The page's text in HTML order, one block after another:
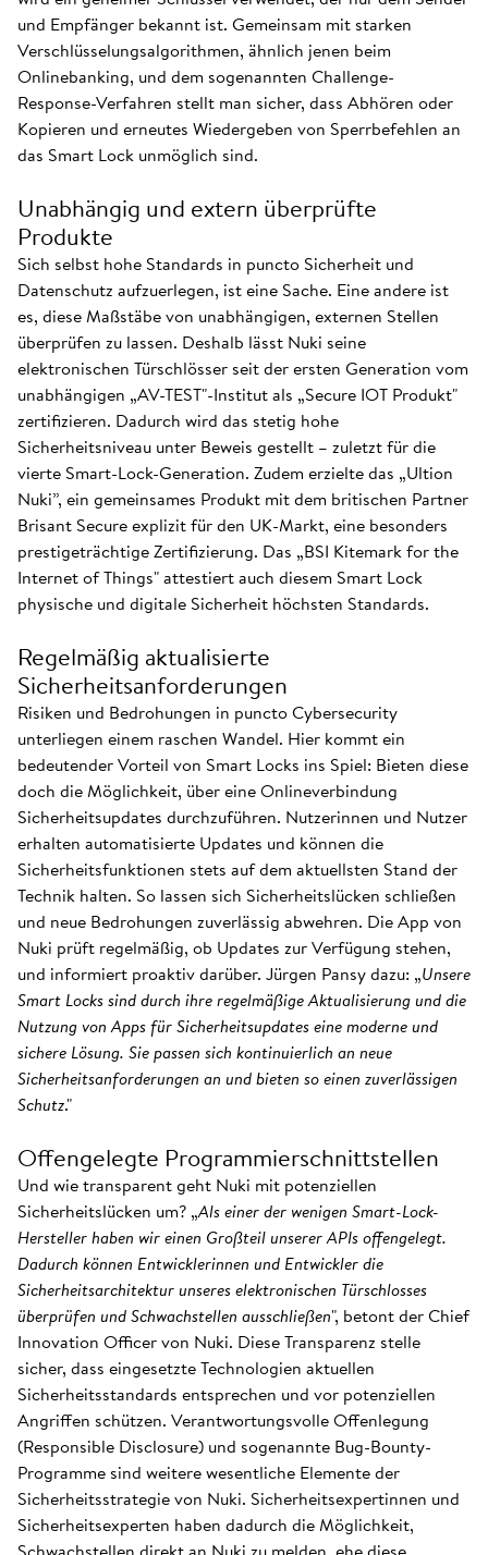
und Empfänger bekannt ist. Gemeinsam mit starken
Verschlüsselungsalgorithmen, ähnlich jenen beim
Onlinebanking, und dem sogenannten Challenge-
Response-Verfahren stellt man sicher, dass Abhören oder
Kopieren und erneutes Wiedergeben von Sperrbefehlen an
das Smart Lock unmöglich sind.
Unabhängig und extern überprüfte
Produkte
Sich selbst hohe Standards in puncto Sicherheit und
Datenschutz aufzuerlegen, ist eine Sache. Eine andere ist
es, diese Maßstäbe von unabhängigen, externen Stellen
überprüfen zu lassen. Deshalb lässt Nuki seine
elektronischen Türschlösser seit der ersten Generation vom
unabhängigen „AV-TEST"-Institut als „Secure IOT Produkt"
zertifizieren. Dadurch wird das stetig hohe
Sicherheitsniveau unter Beweis gestellt – zuletzt für die
vierte Smart-Lock-Generation. Zudem erzielte das „Ultion
Nuki”, ein gemeinsames Produkt mit dem britischen Partner
Brisant Secure explizit für den UK-Markt, eine besonders
prestigeträchtige Zertifizierung. Das „BSI Kitemark for the
Internet of Things" attestiert auch diesem Smart Lock
physische und digitale Sicherheit höchsten Standards.
Regelmäßig aktualisierte
Sicherheitsanforderungen
Risiken und Bedrohungen in puncto Cybersecurity
unterliegen einem raschen Wandel. Hier kommt ein
bedeutender Vorteil von Smart Locks ins Spiel: Bieten diese
doch die Möglichkeit, über eine Onlineverbindung
Sicherheitsupdates durchzuführen. Nutzerinnen und Nutzer
erhalten automatisierte Updates und können die
Sicherheitsfunktionen stets auf dem aktuellsten Stand der
Technik halten. So lassen sich Sicherheitslücken schließen
und neue Bedrohungen zuverlässig abwehren. Die App von
Nuki prüft regelmäßig, ob Updates zur Verfügung stehen,
und informiert proaktiv darüber. Jürgen Pansy dazu: „Unsere
Smart Locks sind durch ihre regelmäßige Aktualisierung und die
Nutzung von Apps für Sicherheitsupdates eine moderne und
sichere Lösung. Sie passen sich kontinuierlich an neue
Sicherheitsanforderungen an und bieten so einen zuverlässigen
Schutz."
Offengelegte Programmierschnittstellen
Und wie transparent geht Nuki mit potenziellen
Sicherheitslücken um? „Als einer der wenigen Smart-Lock-
Hersteller haben wir einen Großteil unserer APIs offengelegt.
Dadurch können Entwicklerinnen und Entwickler die
Sicherheitsarchitektur unseres elektronischen Türschlosses
überprüfen und Schwachstellen ausschließen", betont der Chief
Innovation Officer von Nuki. Diese Transparenz stelle
sicher, dass eingesetzte Technologien aktuellen
Sicherheitsstandards entsprechen und vor potenziellen
Angriffen schützen. Verantwortungsvolle Offenlegung
(Responsible Disclosure) und sogenannte Bug-Bounty-
Programme sind weitere wesentliche Elemente der
Sicherheitsstrategie von Nuki. Sicherheitsexpertinnen und
Sicherheitsexperten haben dadurch die Möglichkeit,